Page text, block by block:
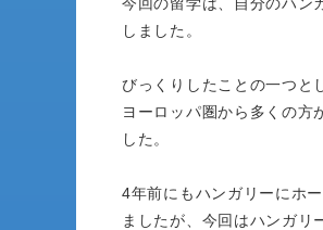
しました。
びっくりしたことの一つと
ヨーロッパ圏から多くの方
した。
4年前にもハンガリーにホ
ましたが、今回はハンガリ